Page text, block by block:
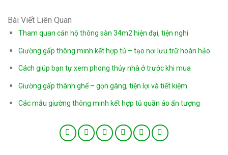
Bài Viết Liên Quan
Tham quan căn hộ thông sàn 34m2 hiện đại, tiện nghi
Giường gấp thông minh kết hợp tủ – tạo nơi lưu trữ hoàn hảo
Cách giúp bạn tự xem phong thủy nhà ở trước khi mua
Giường gấp thành ghế – gọn gàng, tiện lợi và tiết kiệm
Các mẫu giường thông minh kết hợp tủ quần áo ấn tượng